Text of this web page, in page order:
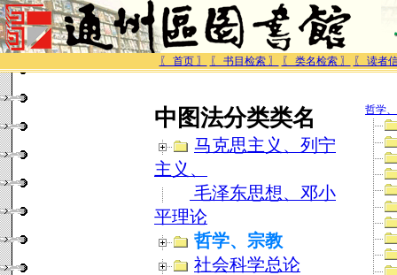
〖 首页 〗 〖 书目检索 〗 〖 类名检索 〗 〖 读者
中图法分类类名
马克思主义、列宁
主义、
毛泽东思想、邓小
平理论
哲学、宗教
社会科学总论
哲学